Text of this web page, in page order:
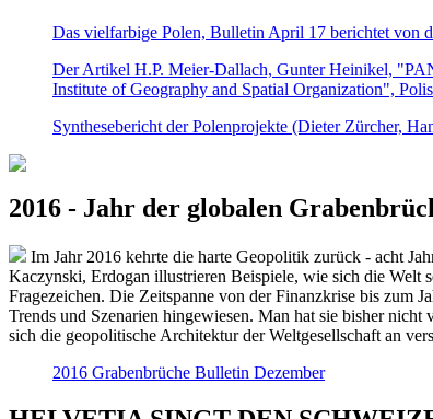
Das vielfarbige Polen, Bulletin April 17 berichtet von
Der Artikel H.P. Meier-Dallach, Gunter Heinikel,
Institute of Geography and Spatial Organization",
Synthesebericht der Polenprojekte (Dieter Zürcher,
2016 - Jahr der globalen
Im Jahr 2016 kehrte die harte Geopolitik zurück - acht
Kaczynski, Erdogan illustrieren Beispiele, wie sich die Welt
Fragezeichen. Die Zeitspanne von der Finanzkrise bis zum
Trends und Szenarien hingewiesen. Man hat sie bisher
sich die geopolitische Architektur der Weltgesellschaft an
2016 Grabenbrüche Bulletin Dezember